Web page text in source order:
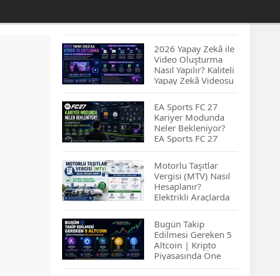
2026 Yapay Zekâ ile
Video Oluşturma
Nasıl Yapılır? Kaliteli
Yapay Zekâ Videosu
Hazırlamanın
İpuçları...
EA Sports FC 27
Kariyer Modunda
Neler Bekleniyor?
EA Sports FC 27
Kariyer Modu
Yenilikleri…
Motorlu Taşıtlar
Vergisi (MTV) Nasıl
Hesaplanır?
Elektrikli Araçlarda
MTV Nasıl
Hesaplanır? MTV
Borcu Nasıl
Sorgulanır?
Bugün Takip
Edilmesi Gereken 5
Altcoin | Kripto
Piyasasında Öne
Çıkan Projeler